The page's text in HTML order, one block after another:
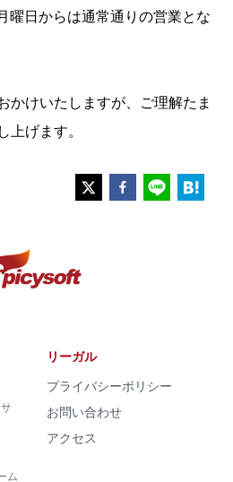
曜日からは通常通りの営業とな
かけいたしますが、ご理解たま
げます。
ム
リーガル
プライバシーポリシー
お問い合わせ
アクセス